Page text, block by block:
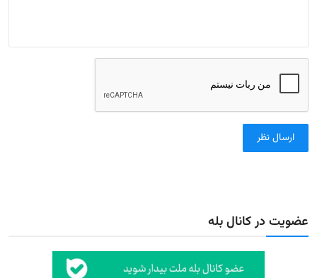
ارسال نظر
عضویت در کانال بله